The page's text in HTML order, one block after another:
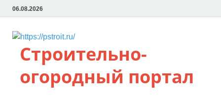
06.08.2026
Строительно-
огородный портал